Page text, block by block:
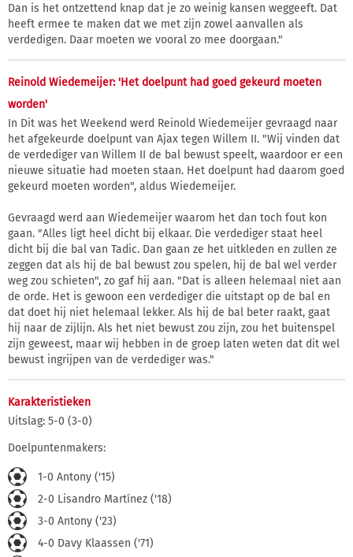
Dan is het ontzettend knap dat je zo weinig kansen weggeeft. Dat
heeft ermee te maken dat we met zijn zowel aanvallen als
verdedigen. Daar moeten we vooral zo mee doorgaan."
Reinold Wiedemeijer: 'Het doelpunt had goed gekeurd moeten
worden'
In Dit was het Weekend werd Reinold Wiedemeijer gevraagd naar
het afgekeurde doelpunt van Ajax tegen Willem II. "Wij vinden dat
de verdediger van Willem II de bal bewust speelt, waardoor er een
nieuwe situatie had moeten staan. Het doelpunt had daarom goed
gekeurd moeten worden", aldus Wiedemeijer.
Gevraagd werd aan Wiedemeijer waarom het dan toch fout kon
gaan. "Alles ligt heel dicht bij elkaar. Die verdediger staat heel
dicht bij die bal van Tadic. Dan gaan ze het uitkleden en zullen ze
zeggen dat als hij de bal bewust zou spelen, hij de bal wel verder
weg zou schieten", zo gaf hij aan. "Dat is alleen helemaal niet aan
de orde. Het is gewoon een verdediger die uitstapt op de bal en
dat doet hij niet helemaal lekker. Als hij de bal beter raakt, gaat
hij naar de zijlijn. Als het niet bewust zou zijn, zou het buitenspel
zijn geweest, maar wij hebben in de groep laten weten dat dit wel
bewust ingrijpen van de verdediger was."
Karakteristieken
Uitslag: 5-0 (3-0)
Doelpuntenmakers:
1-0 Antony ('15)
2-0 Lisandro Martínez ('18)
3-0 Antony ('23)
4-0 Davy Klaassen ('71)